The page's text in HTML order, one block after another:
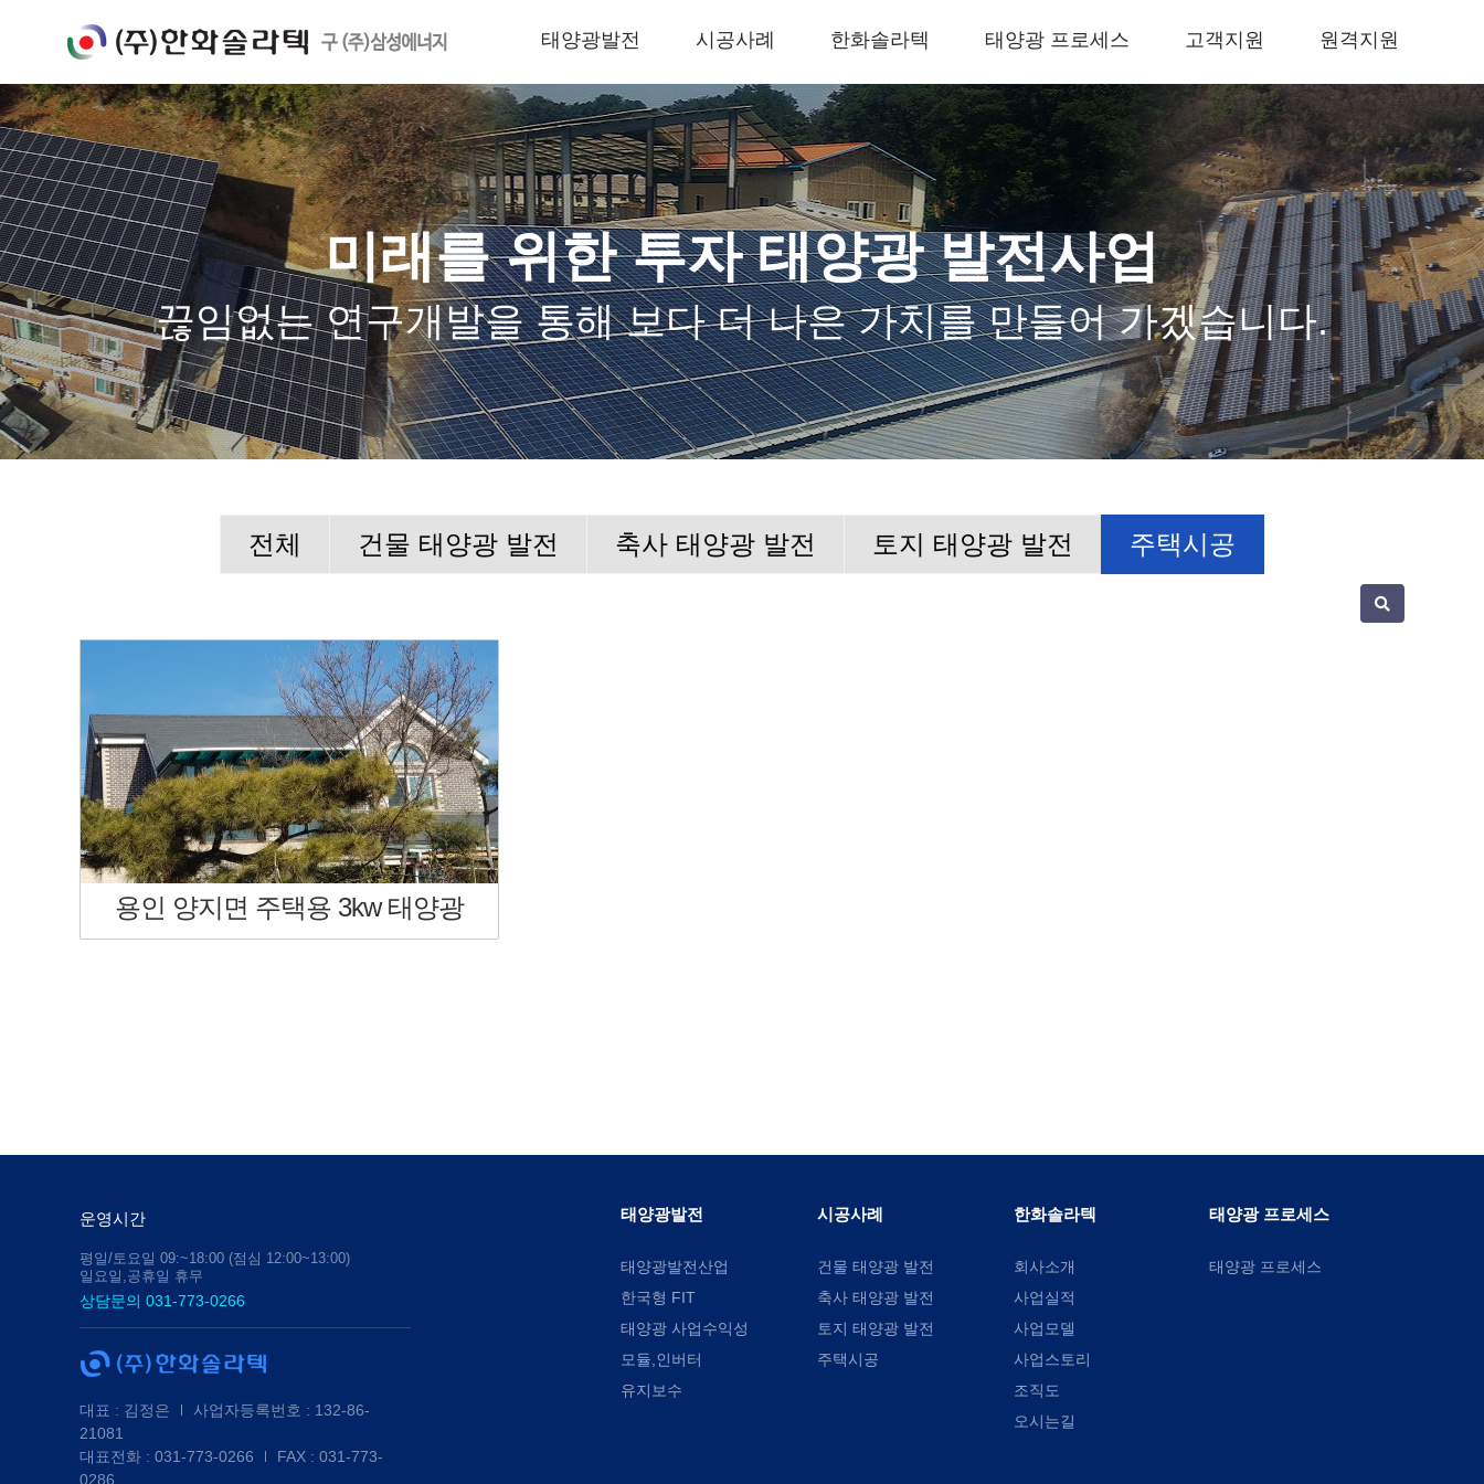
태양광발전 시공사례 한화솔라텍 태양광 프로세스 고객지원 원격지원
미래를 위한 투자 태양광 발전사업
끊임없는 연구개발을 통해 보다 더 나은 가치를 만들어 가겠습니다.
전체 건물 태양광 발전 축사 태양광 발전 토지 태양광 발전 주택시공
용인 양지면 주택용 3kw 태양광
운영시간
평일/토요일 09:~18:00 (점심 12:00~13:00)
일요일,공휴일 휴무
상담문의 031-773-0266
대표 : 김정은
사업자등록번호 : 132-86-
21081
대표전화 : 031-773-0266
FAX : 031-773-
0286
태양광발전
태양광발전산업
한국형 FIT
태양광 사업수익성
모듈,인버터
유지보수
시공사례
건물 태양광 발전
축사 태양광 발전
토지 태양광 발전
주택시공
한화솔라텍
회사소개
사업실적
사업모델
사업스토리
조직도
오시는길
태양광 프로세스
태양광 프로세스